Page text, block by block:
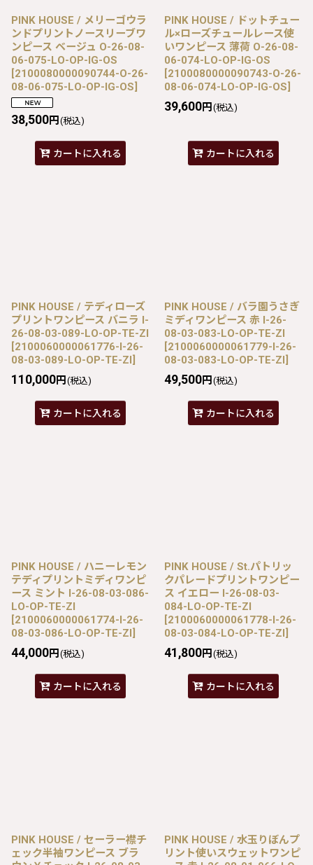
PINK HOUSE / メリーゴウラ
ンドプリントノースリーブワ
ンピース ベージュ O-26-08-
06-075-LO-OP-IG-OS
[2100080000090744-O-26-
08-06-075-LO-OP-IG-OS]
38,500円 (税込)
カートに入れる
PINK HOUSE / ドットチュー
ル×ローズチュールレース使
いワンピース 薄荷 O-26-08-
06-074-LO-OP-IG-OS
[2100080000090743-O-26-
08-06-074-LO-OP-IG-OS]
39,600円 (税込)
カートに入れる
PINK HOUSE / テディローズ
プリントワンピース バニラ I-
26-08-03-089-LO-OP-TE-ZI
[2100060000061776-I-26-
08-03-089-LO-OP-TE-ZI]
110,000円 (税込)
カートに入れる
PINK HOUSE / バラ園うさぎ
ミディワンピース 赤 I-26-
08-03-083-LO-OP-TE-ZI
[2100060000061779-I-26-
08-03-083-LO-OP-TE-ZI]
49,500円 (税込)
カートに入れる
PINK HOUSE / ハニーレモン
テディプリントミディワンピ
ース ミント I-26-08-03-086-
LO-OP-TE-ZI
[2100060000061774-I-26-
08-03-086-LO-OP-TE-ZI]
44,000円 (税込)
カートに入れる
PINK HOUSE / St.パトリッ
クパレードプリントワンピー
ス イエロー I-26-08-03-
084-LO-OP-TE-ZI
[2100060000061778-I-26-
08-03-084-LO-OP-TE-ZI]
41,800円 (税込)
カートに入れる
PINK HOUSE / セーラー襟チ
ェック半袖ワンピース ブラ
PINK HOUSE / 水玉りぼんプ
リント使いスウェットワンピ